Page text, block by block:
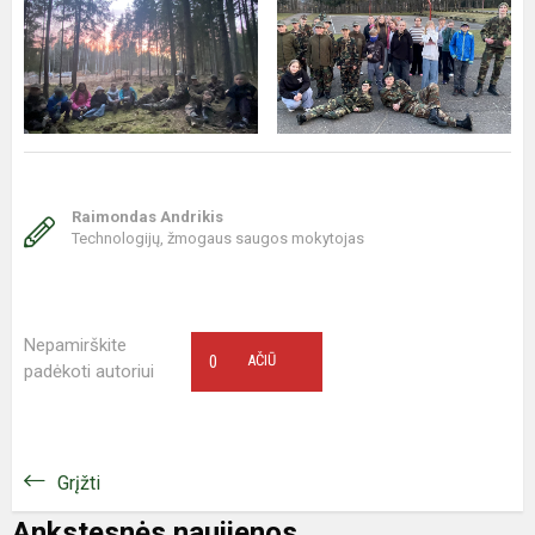
Raimondas Andrikis
Technologijų, žmogaus saugos mokytojas
Nepamirškite
padėkoti autoriui
AČIŪ
0
Grįžti